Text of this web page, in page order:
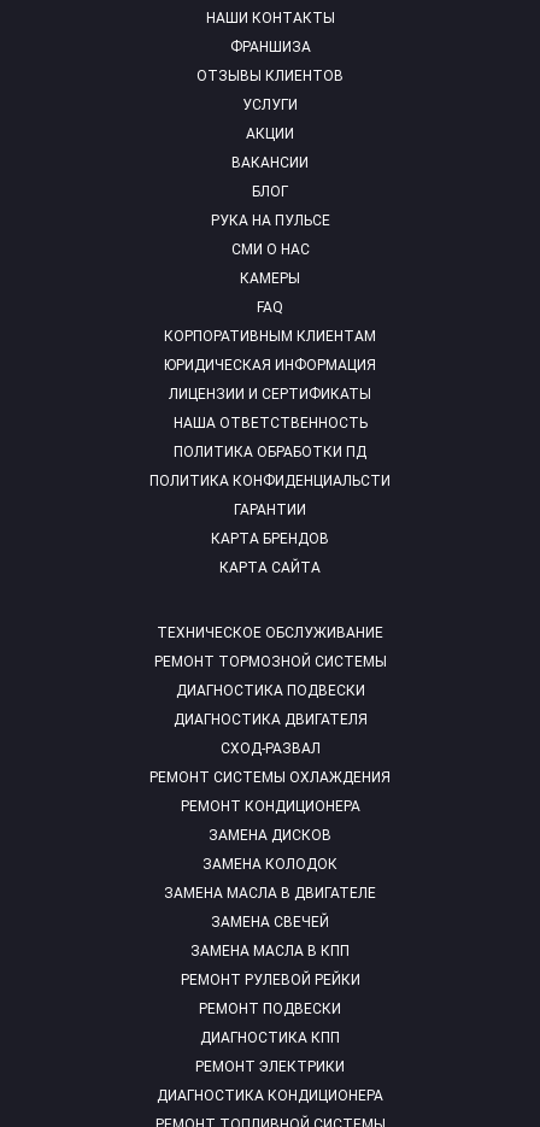
НАШИ КОНТАКТЫ
ФРАНШИЗА
ОТЗЫВЫ КЛИЕНТОВ
УСЛУГИ
АКЦИИ
ВАКАНСИИ
БЛОГ
РУКА НА ПУЛЬСЕ
СМИ О НАС
КАМЕРЫ
FAQ
ТЕХНИЧЕСКОЕ ОБСЛУЖИВАНИЕ
РЕМОНТ ТОРМОЗНОЙ СИСТЕМЫ
ДИАГНОСТИКА ПОДВЕСКИ
ДИАГНОСТИКА ДВИГАТЕЛЯ
СХОД-РАЗВАЛ
РЕМОНТ СИСТЕМЫ ОХЛАЖДЕНИЯ
РЕМОНТ КОНДИЦИОНЕРА
ЗАМЕНА ДИСКОВ
ЗАМЕНА КОЛОДОК
ЗАМЕНА МАСЛА В ДВИГАТЕЛЕ
ЗАМЕНА СВЕЧЕЙ
ЗАМЕНА МАСЛА В КПП
РЕМОНТ РУЛЕВОЙ РЕЙКИ
РЕМОНТ ПОДВЕСКИ
ДИАГНОСТИКА КПП
РЕМОНТ ЭЛЕКТРИКИ
ДИАГНОСТИКА КОНДИЦИОНЕРА
КОРПОРАТИВНЫМ КЛИЕНТАМ
ЮРИДИЧЕСКАЯ ИНФОРМАЦИЯ
ЛИЦЕНЗИИ И СЕРТИФИКАТЫ
НАША ОТВЕТСТВЕННОСТЬ
ПОЛИТИКА ОБРАБОТКИ ПД
ПОЛИТИКА КОНФИДЕНЦИАЛЬСТИ
ГАРАНТИИ
КАРТА БРЕНДОВ
КАРТА САЙТА